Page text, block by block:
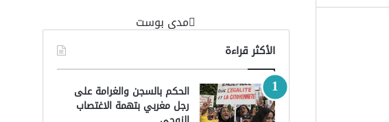
‏مدى بوست‏
الأكثر قراءة
الحكم بالسجن والغرامة على
رجل مغربي بتهمة الاغتصاب